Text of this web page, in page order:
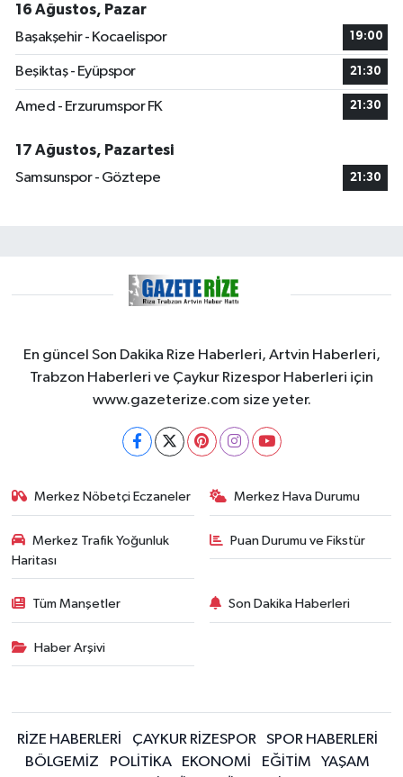
16 Ağustos, Pazar
Başakşehir - Kocaelispor
19:00
Beşiktaş - Eyüpspor 21:30
Amed - Erzurumspor FK 21:30
17 Ağustos, Pazartesi
Samsunspor - Göztepe
21:30
En güncel Son Dakika Rize Haberleri, Artvin Haberleri,
Trabzon Haberleri ve Çaykur Rizespor Haberleri için
www.gazeterize.com size yeter.
Merkez Nöbetçi Eczaneler Merkez Hava Durumu
Merkez Trafik Yoğunluk
Haritası
Puan Durumu ve Fikstür
Tüm Manşetler Son Dakika Haberleri
Haber Arşivi
RİZE HABERLERİ ÇAYKUR RİZESPOR
SPOR HABERLERİ
BÖLGEMİZ
POLİTİKA EKONOMİ EĞİTİM YAŞAM